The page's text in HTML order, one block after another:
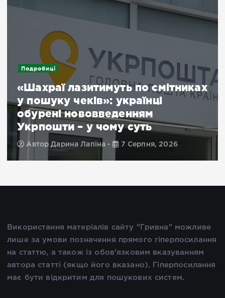
Подробиці
«Шахраї лазитимуть по смітниках
у пошуку чеків»: українці
обурені нововведенням
Укрпошти – у чому суть
АвторДарина Лапіна 7 Серпня, 2026
Використання матеріалів сайту "Гривна" можливе
лише за умови позначення прямого гіперпосилання
на статтю, а також із обов'язковим вказуванням
автора статті (якщо його вказано). Гіперпосилання
має бути відкритим для пошукових систем.